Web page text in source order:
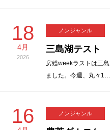
18
4月
2026
ノンジャンル
三島湖テスト
房総weekラストは三
ました。今週、丸々1…
16 ノンジャンル